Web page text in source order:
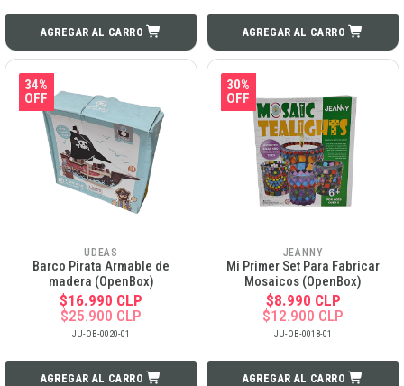
AGREGAR AL CARRO AGREGAR AL CARRO
34%
OFF
UDEAS
Barco Pirata Armable de
madera (OpenBox)
$16.990 CLP
$25.900 CLP
JU-OB-0020-01
AGREGAR AL CARRO
30%
OFF
JEANNY
Mi Primer Set Para Fabricar
Mosaicos (OpenBox)
$8.990 CLP
$12.900 CLP
JU-OB-0018-01
AGREGAR AL CARRO